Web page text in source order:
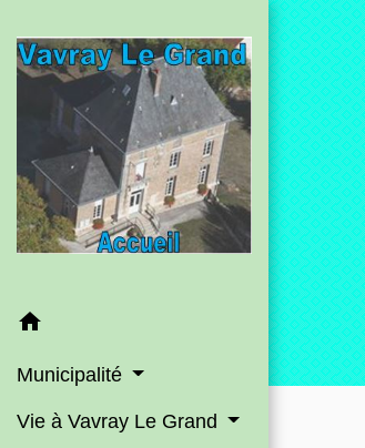
home
Municipalité
Vie à Vavray Le Grand